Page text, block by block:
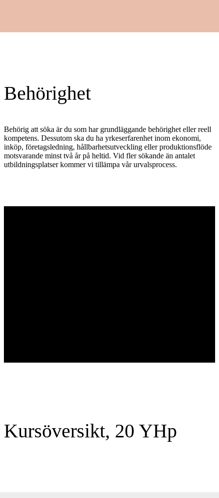
Behörighet
Behörig att söka är du som har grundläggande behörighet eller reell
kompetens. Dessutom ska du ha yrkeserfarenhet inom ekonomi,
inköp, företagsledning, hållbarhetsutveckling eller produktionsflöde
motsvarande minst två år på heltid. Vid fler sökande än antalet
utbildningsplatser kommer vi tillämpa vår urvalsprocess.
Kursöversikt, 20 YHp